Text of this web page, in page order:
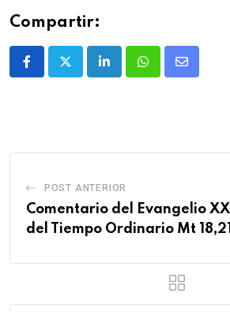
Compartir:
POST ANTERIOR
Comentario del Evangelio
del Tiempo Ordinario Mt